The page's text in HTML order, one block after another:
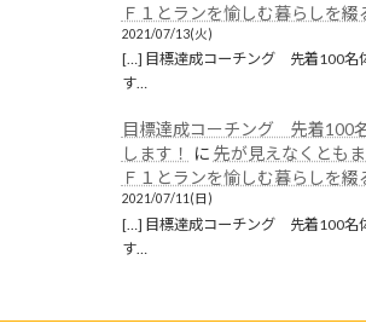
Ｆ１とランを愉しむ暮らしを綴
2021/07/13(火)
[…] 目標達成コーチング 先着100名
す…
目標達成コーチング 先着100
します！
に 先が見えなくとも
Ｆ１とランを愉しむ暮らしを綴
2021/07/11(日)
[…] 目標達成コーチング 先着100名
す…